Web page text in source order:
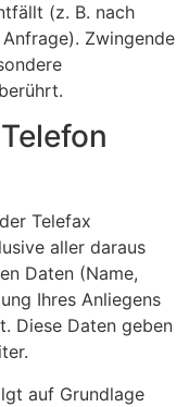
(z. B. nach
Zwingende
Telefax
aller daraus
Daten (Name,
Ihres Anliegens
Diese Daten geben
auf Grundlage